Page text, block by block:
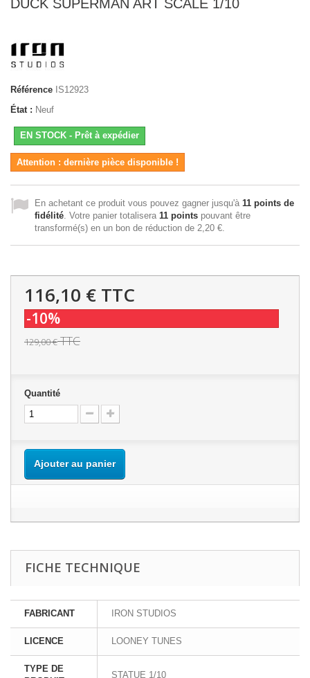
DUCK SUPERMAN ART SCALE 1/10
Référence IS12923
État : Neuf
EN STOCK - Prêt à expédier
Attention : dernière pièce disponible !
En achetant ce produit vous pouvez gagner jusqu'à 11 points de
fidélité . Votre panier totalisera 11 points pouvant être
transformé(s) en un bon de réduction de 2,20 €
116,10 € TTC
-10%
129,00 €TTC
Quantité
Ajouter au panier
FICHE TECHNIQUE
FABRICANT IRON STUDIOS
LICENCE LOONEY TUNES
TYPE DE
STATUE 1/10